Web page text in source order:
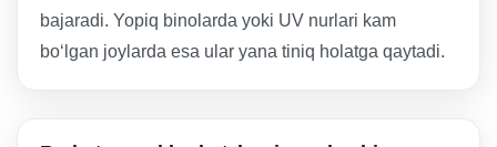
bajaradi. Yopiq binolarda yoki UV nurlari kam
bo‘lgan joylarda esa ular yana tiniq holatga qaytadi.